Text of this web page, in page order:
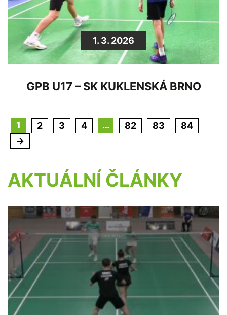
1. 3. 2026
GPB U17 – SK KUKLENSKÁ BRNO
1 2 3 4 … 82 83
84
→
AKTUÁLNÍ ČLÁNKY